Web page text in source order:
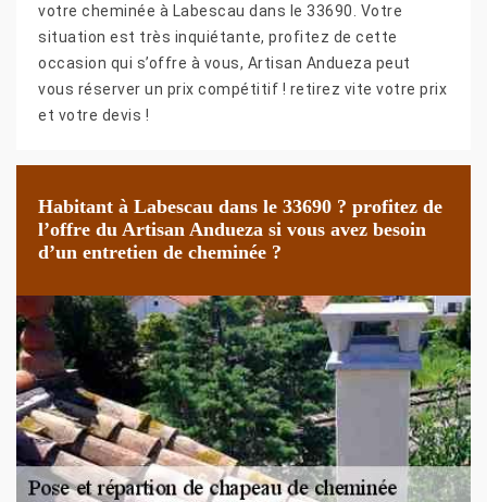
votre cheminée à Labescau dans le 33690. Votre
situation est très inquiétante, profitez de cette
occasion qui s’offre à vous, Artisan Andueza peut
vous réserver un prix compétitif ! retirez vite votre prix
et votre devis !
Habitant à Labescau dans le 33690 ? profitez de
l’offre du Artisan Andueza si vous avez besoin
d’un entretien de cheminée ?